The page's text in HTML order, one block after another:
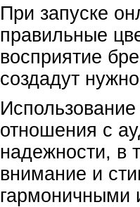
При запуске
правильные
восприятие
создадут
отношения с
надежности, в
внимание и
гармоничными